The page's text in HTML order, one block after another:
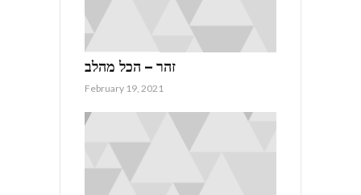
זהר – הכל מהלב
February 19, 2021